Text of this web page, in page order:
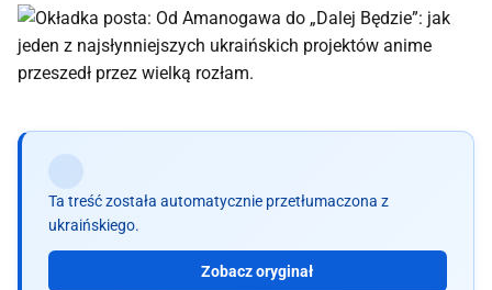
Ta treść została automatycznie przetłumaczona z
ukraińskiego.
Zobacz oryginał